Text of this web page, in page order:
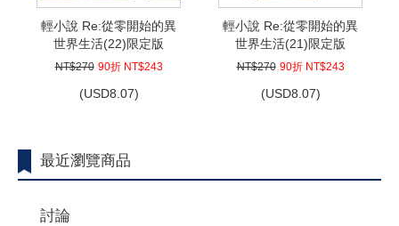
輕小說 Re:從零開始的異
世界生活(22)限定版
NT$270 90折 NT$243
(USD8.07)
輕小說 Re:從零開始的異
世界生活(21)限定版
NT$270 90折 NT$243
(USD8.07)
最近瀏覽商品
討論